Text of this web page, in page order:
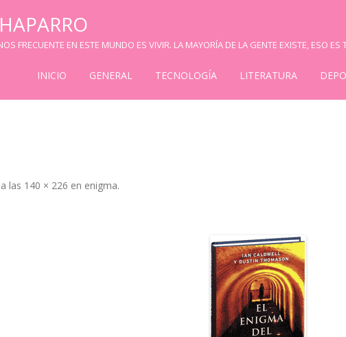
FRECUENTE EN ESTE MUNDO ES VIVIR. LA MAYORÍA DE LA GENTE EXISTE, ESO ES
INICIO GENERAL TECNOLOGÍA LITERATURA
a las 140 × 226 en enigma.